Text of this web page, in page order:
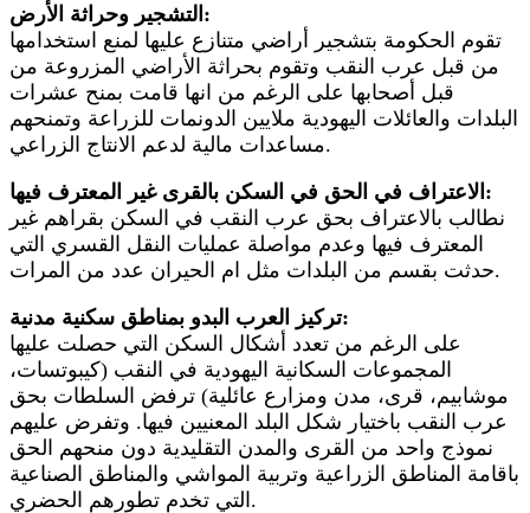
التشجير وحراثة الأرض:
تقوم الحكومة بتشجير أراضي متنازع عليها لمنع استخدامها
من قبل عرب النقب وتقوم بحراثة الأراضي المزروعة من
قبل أصحابها على الرغم من انها قامت بمنح عشرات
البلدات والعائلات اليهودية ملايين الدونمات للزراعة وتمنحهم
مساعدات مالية لدعم الانتاج الزراعي.
الاعتراف في الحق في السكن بالقرى غير المعترف فيها:
نطالب بالاعتراف بحق عرب النقب في السكن بقراهم غير
المعترف فيها وعدم مواصلة عمليات النقل القسري التي
حدثت بقسم من البلدات مثل ام الحيران عدد من المرات.
تركيز العرب البدو بمناطق سكنية مدنية:
على الرغم من تعدد أشكال السكن التي حصلت عليها
المجموعات السكانية اليهودية في النقب (كيبوتسات،
موشابيم، قرى، مدن ومزارع عائلية) ترفض السلطات بحق
عرب النقب باختيار شكل البلد المعنيين فيها. وتفرض عليهم
نموذج واحد من القرى والمدن التقليدية دون منحهم الحق
باقامة المناطق الزراعية وتربية المواشي والمناطق الصناعية
التي تخدم تطورهم الحضري.